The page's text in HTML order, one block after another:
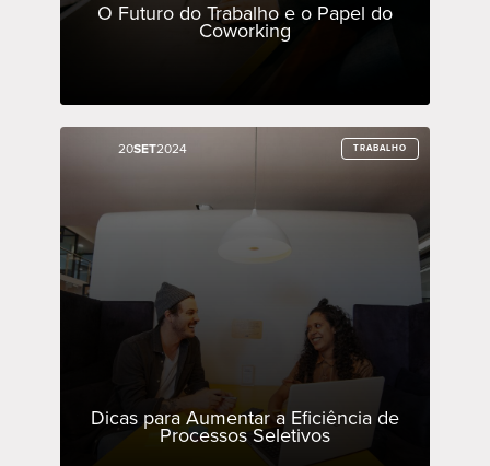
O Futuro do Trabalho e o Papel do
Coworking
20SET2024 TRABALHO
Dicas para Aumentar a Eficiência de
Processos Seletivos
20SET2024 TRABALHO